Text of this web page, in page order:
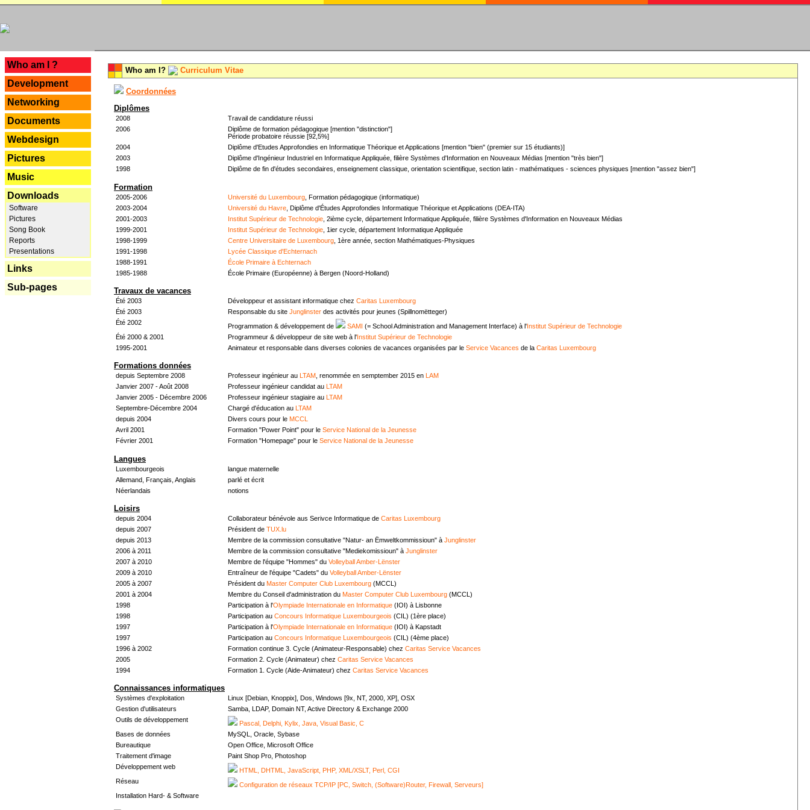
Who am I ?
Development
Networking
Documents
Webdesign
Pictures
Music
Downloads
Software
Pictures
Song Book
Reports
Presentations
Links
Sub-pages
Who am I? Curriculum Vitae
Coordonnées
Diplômes
2008
Travail de candidature réussi
2006
Diplôme de formation pédagogique [mention "distinction"]
Période probatoire réussie [92,5%]
2004
Diplôme d'Etudes Approfondies en Informatique Théorique et Applications [mention "bien" (premier sur 15 étudiants)]
2003
Diplôme d'Ingénieur Industriel en Informatique Appliquée, filière Systèmes d'Information en Nouveaux Médias [mention "très bien"]
1998
Diplôme de fin d'études secondaires, enseignement classique, orientation scientifique, section latin - mathématiques - sciences physiques [mention "assez bien"]
Formation
2005-2006 Université du Luxembourg , Formation pédagogique (informatique)
2003-2004
Université du Havre , Diplôme d'Études Approfondies Informatique Théorique et Applications (DEA-ITA)
2001-2003
Institut Supérieur de Technologie , 2ième cycle, département Informatique Appliquée, filière Systèmes d'Information en Nouveaux Médias
1999-2001
Institut Supérieur de Technologie , 1ier cycle, département Informatique Appliquée
1998-1999
Centre Universitaire de Luxembourg , 1ère année, section Mathématiques-Physiques
1991-1998
Lycée Classique d'Echternach
1988-1991
École Primaire à Echternach
1985-1988
École Primaire (Européenne) à Bergen (Noord-Holland)
Travaux de vacances
Été 2003 Développeur et assistant informatique chez Caritas Luxembourg
Été 2003
Responsable du site Junglinster des activités pour jeunes (Spillnomëtteger)
Été 2002
Programmation & développement de SAMI (= School Administration and Management Interface) à l'Institut Supérieur de Technologie
Été 2000 & 2001
Programmeur & développeur de site web à l'Institut Supérieur de Technologie
1995-2001
Animateur et responsable dans diverses colonies de vacances organisées par le Service Vacances de la Caritas Luxembourg
Formations données
depuis Septembre 2008 Professeur ingénieur au LTAM , renommée en semptember 2015 en
LAM
Janvier 2007 - Août 2008
Professeur ingénieur candidat au
LTAM
Janvier 2005 - Décembre 2006
Professeur ingénieur stagiaire au
LTAM
Septembre-Décembre 2004
Chargé d'éducation au
LTAM
depuis 2004
Divers cours pour le MCCL
Avril 2001
Formation "Power Point" pour le Service National de la Jeunesse
Février 2001
Formation "Homepage" pour le Service National de la Jeunesse
Langues
Luxembourgeois
langue maternelle
Allemand, Français, Anglais
parlé et écrit
Néerlandais
notions
Loisirs
depuis 2004 Collaborateur bénévole aus Serivce Informatique de Caritas Luxembourg
depuis 2007
Président de TUX.lu
depuis 2013
Membre de la commission consultative "Natur- an Ëmweltkommissioun" à Junglinster
2006 à 2011
Membre de la commission consultative "Mediekomissioun" à Junglinster
2007 à 2010
Membre de l'équipe "Hommes" du Volleyball Amber-Lënster
2009 à 2010
Entraîneur de l'équipe "Cadets" du Volleyball Amber-Lënster
2005 à 2007
Président du Master Computer Club Luxembourg (MCCL)
2001 à 2004
Membre du Conseil d'administration du Master Computer Club Luxembourg (MCCL)
1998
Participation à l'Olympiade Internationale en Informatique (IOI) à Lisbonne
1998
Participation au Concours Informatique Luxembourgeois (CIL) (1ère place)
1997
Participation à l'Olympiade Internationale en Informatique (IOI) à Kapstadt
1997
Participation au Concours Informatique Luxembourgeois (CIL) (4ème place)
1996 à 2002
Formation continue 3. Cycle (Animateur-Responsable) chez Caritas Service Vacances
2005
Formation 2. Cycle (Animateur) chez Caritas Service Vacances
1994
Formation 1. Cycle (Aide-Animateur) chez Caritas Service Vacances
Connaissances informatiques
Systèmes d'exploitation
Linux [Debian, Knoppix], Dos, Windows [9x, NT, 2000, XP], OSX
Gestion d'utilisateurs
Samba, LDAP, Domain NT, Active Directory & Exchange 2000
Outils de développement
Pascal, Delphi, Kylix, Java, Visual Basic, C
Bases de données
MySQL, Oracle, Sybase
Bureautique
Open Office, Microsoft Office
Traitement d'image
Paint Shop Pro, Photoshop
Développement web
HTML, DHTML, JavaScript, PHP, XML/XSLT, Perl, CGI
Réseau
Configuration de réseaux TCP/IP [PC, Switch, (Software)Router, Firewall, Serveurs]
Installation Hard- & Software